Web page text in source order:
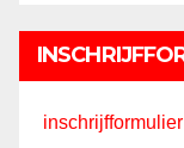
inschrijfformulier